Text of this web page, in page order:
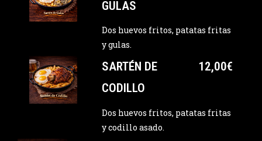
GULAS
Dos huevos fritos, patatas fritas
y gulas.
SARTÉN DE
CODILLO
12,00€
Dos huevos fritos, patatas fritas
y codillo asado.